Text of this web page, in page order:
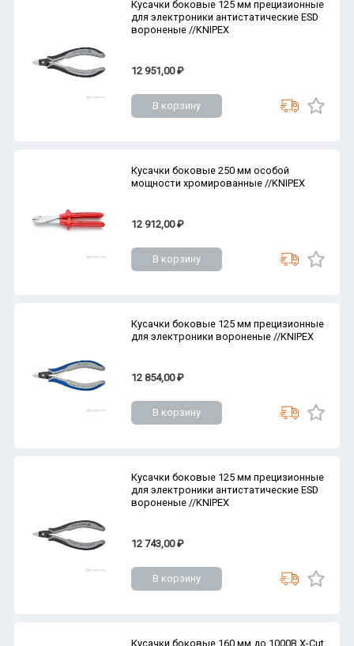
Кусачки боковые 125 мм прецизионные
для электроники антистатические ESD
вороненые //KNIPEX
12 951,00 ₽
В корзину
Кусачки боковые 250 мм особой
мощности хромированные //KNIPEX
12 912,00 ₽
В корзину
Кусачки боковые 125 мм прецизионные
для электроники вороненые //KNIPEX
12 854,00 ₽
В корзину
Кусачки боковые 125 мм прецизионные
для электроники антистатические ESD
вороненые //KNIPEX
12 743,00 ₽
В корзину
Кусачки боковые 160 мм до 1000В X-Cut